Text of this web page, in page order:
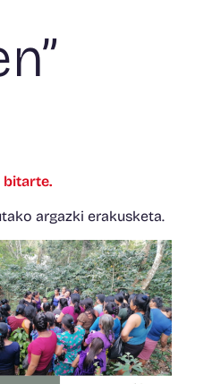
bitarte.
argazki erakusketa.